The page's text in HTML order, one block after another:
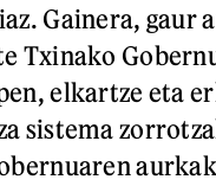
Gainera, gaur
Txinako
elkartze eta
sistema